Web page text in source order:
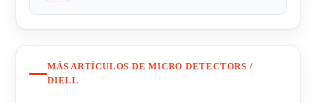
MÁS ARTÍCULOS DE MICRO DETECTORS /
DIELL